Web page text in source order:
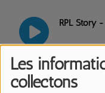
Les
collectons
RPL Story
Plaisir